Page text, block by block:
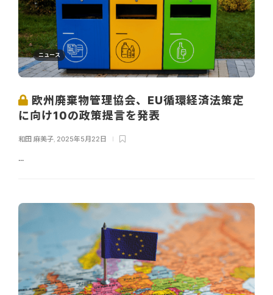
ニュース
欧州廃棄物管理協会、EU循環経済法策定
に向け10の政策提言を発表
和田 麻美子 2025年5月22日
...